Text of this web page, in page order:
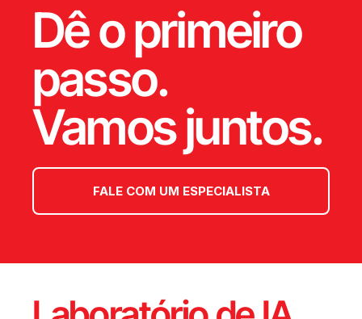
Dê o primeiro
passo.
Vamos juntos.
FALE COM UM ESPECIALISTA